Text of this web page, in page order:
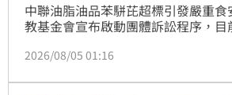
中聯油脂油品苯駢芘超標引發嚴重
教基金會宣布啟動團體訴訟程序，
山、福懋及福壽則為共同被告。
2026/08/05 01:16